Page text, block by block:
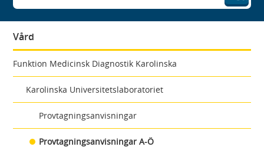
Vård
Funktion Medicinsk Diagnostik Karolinska
Karolinska Universitetslaboratoriet
Provtagningsanvisningar
Provtagningsanvisningar A-Ö